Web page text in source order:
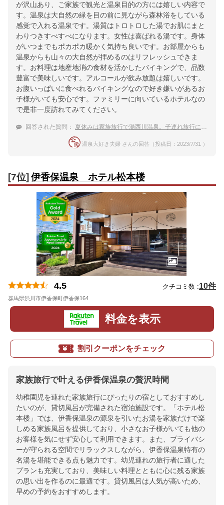
が沢山あり、ご家族で観光と温泉目的の方には嬉しい内容で
す。温泉は大自然の緑を目の前に見ながら森林浴をしている
感覚で入れる温泉です。湯質はトロトロした湯でお肌にまと
わりつきすべすべになります。女性は喜ばれる湯です。身体
がいつまでもポカポカ暖かく気持ち良いです。お部屋からも
温泉からも山々の大自然が拝めるのはリフレッシュできま
す。お料理は地産地消の食材を活かしたバイキングで、品数
豊富で美味しいです。アルコールが飲み放題は嬉しいです。
お腹いっぱいに食べれるバイキングなので好き嫌いがあるお
子様がいても安心です。ファミリーに向いているホテルなの
で是非一度訪れてみてください。
回答された質問： 夏休みは家族旅行で湯西川温泉。子連れ旅行に優しい食事付きの宿は？
温泉大好き夫婦 さんの回答（投稿日：2023/7/31 ）
[7位] 伊香保温泉 ホテル松本楼
4.5 クチコミ数 :10件
群馬県渋川市伊香保町伊香保164
料金を表示
割引クーポンをチェック
家族旅行で叶える伊香保温泉の贅沢時間
幼稚園児を連れた家族旅行にぴったりの宿としておすすめし
たいのが、貸切風呂が完備された宿泊施設です。「ホテル松
本楼」では、伊香保温泉の源泉を引いたお湯を家族だけで楽
しめる家族風呂を提供しており、小さなお子様がいても他の
お客様を気にせず安心して利用できます。また、プライバシ
ーが守られる空間でリラックスしながら、伊香保温泉特有の
名湯を堪能できる点も魅力です。幼児連れの旅行者に適した
プランも充実しており、美味しい料理とともに心に残る家族
の思い出を作るのに最適です。貸切風呂は人気が高いため、
早めの予約をおすすめします。